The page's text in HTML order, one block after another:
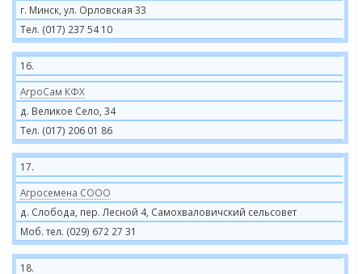
г. Минск, ул. Орловская 33
Тел. (017) 237 54 10
16.
АгроСам КФХ
д. Великое Село, 34
Тел. (017) 206 01 86
17.
Агросемена СООО
д. Слобода, пер. Лесной 4, Самохваловичский сельсовет
Моб. тел. (029) 672 27 31
18.